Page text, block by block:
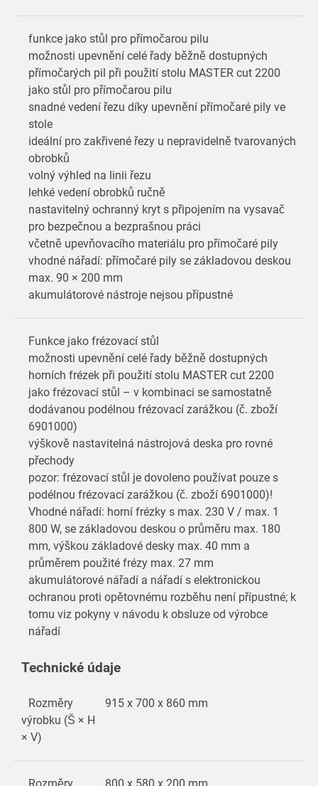
funkce jako stůl pro přímočarou pilu
možnosti upevnění celé řady běžně dostupných
přímočarých pil při použití stolu MASTER cut 2200
jako stůl pro přímočarou pilu
snadné vedení řezu díky upevnění přímočaré pily ve
stole
ideální pro zakřivené řezy u nepravidelně tvarovaných
obrobků
volný výhled na linii řezu
lehké vedení obrobků ručně
nastavitelný ochranný kryt s připojením na vysavač
pro bezpečnou a bezprašnou práci
včetně upevňovacího materiálu pro přímočaré pily
vhodné nářadí: přímočaré pily se základovou deskou
max. 90 × 200 mm
akumulátorové nástroje nejsou přípustné
Funkce jako frézovací stůl
možnosti upevnění celé řady běžně dostupných
horních frézek při použití stolu MASTER cut 2200
jako frézovací stůl – v kombinaci se samostatně
dodávanou podélnou frézovací zarážkou (č. zboží
6901000)
výškově nastavitelná nástrojová deska pro rovné
přechody
pozor: frézovací stůl je dovoleno používat pouze s
podélnou frézovací zarážkou (č. zboží 6901000)!
Vhodné nářadí: horní frézky s max. 230 V / max. 1
800 W, se základovou deskou o průměru max. 180
mm, výškou základové desky max. 40 mm a
průměrem použité frézy max. 27 mm
akumulátorové nářadí a nářadí s elektronickou
ochranou proti opětovnému rozběhu není přípustné; k
tomu viz pokyny v návodu k obsluze od výrobce
nářadí
Technické údaje
Rozměry
výrobku (Š × H
× V)
915 x 700 x 860 mm
Rozměry 800 x 580 x 200 mm